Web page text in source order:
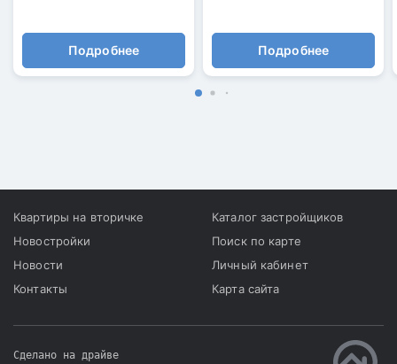
Подробнее Подробнее
Квартиры на вторичке
Новостройки
Новости
Контакты
Каталог застройщиков
Поиск по карте
Личный кабинет
Карта сайта
Сделано на драйве